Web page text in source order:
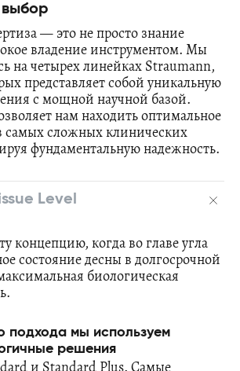
— это не просто знание
владение инструментом. Мы
на четырех линейках Straumann,
представляет собой уникальную
с мощной научной базой.
нам находить оптимальное
самых сложных клинических
фундаментальную надежность.
Level
концепцию, когда во главе угла
состояние десны в долгосрочной
биологическая
подхода мы используем
решения
и Standard Plus. Самые